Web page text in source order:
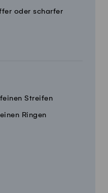
oder scharfer
Streifen
Ringen